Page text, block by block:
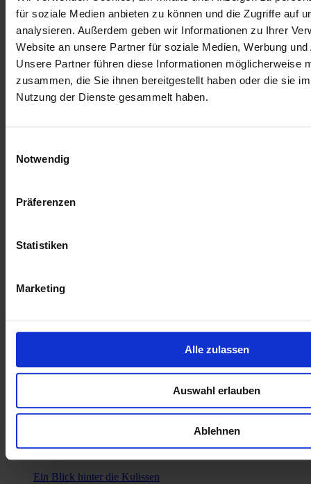
für soziale Medien anbieten zu können und die Zugriffe auf
analysieren. Außerdem geben wir Informationen zu Ihrer
Website an unsere Partner für soziale Medien, Werbung
Unsere Partner führen diese Informationen möglicherweise
zusammen, die Sie ihnen bereitgestellt haben oder die sie
Nutzung der Dienste gesammelt haben.
Notwendig
Präferenzen
Statistiken
Marketing
Alle zulassen
Auswahl erlauben
Ablehnen
25.06.2026 15:06 Uhr
Neue ambulante Therapieangebote in Bad Essen
08.05.2026 08:27 Uhr
Ein Blick hinter die Kulissen